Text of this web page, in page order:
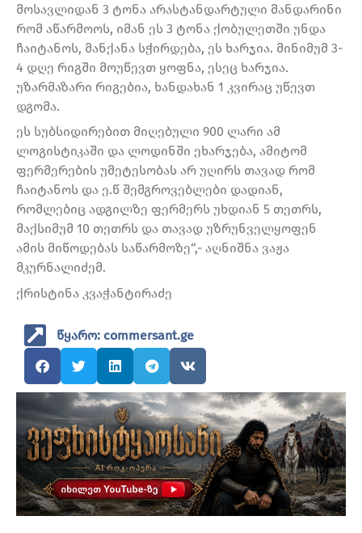
მოსავლიდან 3 ტონა არასტანდარტული მანდარინი
რომ აწარმოოს, იმან ეს 3 ტონა ქობულეთში უნდა
ჩაიტანოს, მანქანა სჭირდება, ეს ხარჯია. მინიმუმ 3-
4 დღე რიგში მოუწევთ ყოფნა, ესეც ხარჯია.
უზარმაზარი რიგებია, ხანდახან 1 კვირაც უწევთ
დგომა.
ეს სუბსიდირებით მიღებული 900 ლარი ამ
ლოგისტიკაში და ლოდინში ეხარჯება, ამიტომ
ფერმერების უმეტესობას არ უღირს თავად რომ
ჩაიტანოს და ე.წ შემგროვებლები დადიან,
რომლებიც ადგილზე ფერმერს უხდიან 5 თეთრს,
მაქსიმუმ 10 თეთრს და თავად უზრუნველყოფენ
ამის მიწოდებას საწარმოზე“,- აღნიშნა ვაჟა
მკურნალიძემ.
ქრისტინა კვაჭანტირაძე
წყარო: commersant.ge